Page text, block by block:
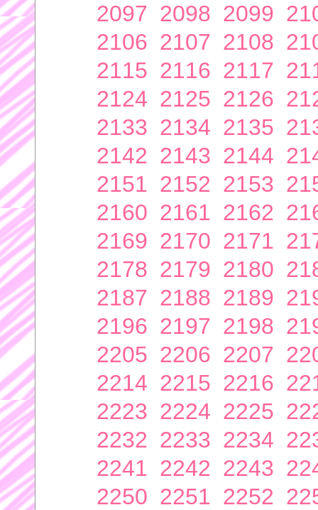
2097 2098 2099
2106 2107 2108
2115 2116 2117
2124 2125 2126
2133 2134 2135
2142 2143 2144
2151 2152 2153
2160 2161 2162
2169 2170 2171
2178 2179 2180
2187 2188 2189
2196 2197 2198
2205 2206 2207
2214 2215 2216
2223 2224 2225
2232 2233 2234
2241 2242 2243
2250 2251 2252